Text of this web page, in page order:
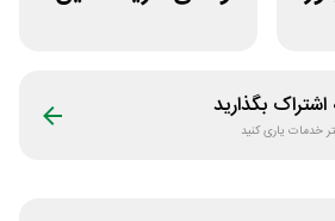
بگذارید
خدمات یاری کنید